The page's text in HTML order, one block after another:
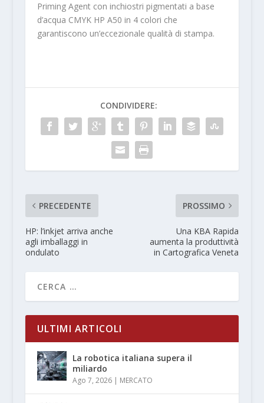
Priming Agent con inchiostri pigmentati a base
d’acqua CMYK HP A50 in 4 colori che
garantiscono un’eccezionale qualità di stampa.
CONDIVIDERE:
PRECEDENTE
HP: l’inkjet arriva anche
agli imballaggi in
ondulato
PROSSIMO
Una KBA Rapida
aumenta la produttività
in Cartografica Veneta
ULTIMI ARTICOLI
La robotica italiana supera il
miliardo
Ago 7, 2026| MERCATO